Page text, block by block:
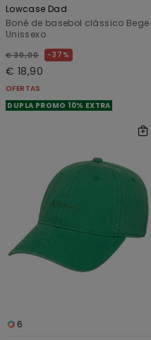
Lowcase Dad
Boné de basebol clássico Bege
Unissexo
€ 30,00 37%
€ 18,90
OFERTAS
DUPLA PROMO 10% EXTRA
6